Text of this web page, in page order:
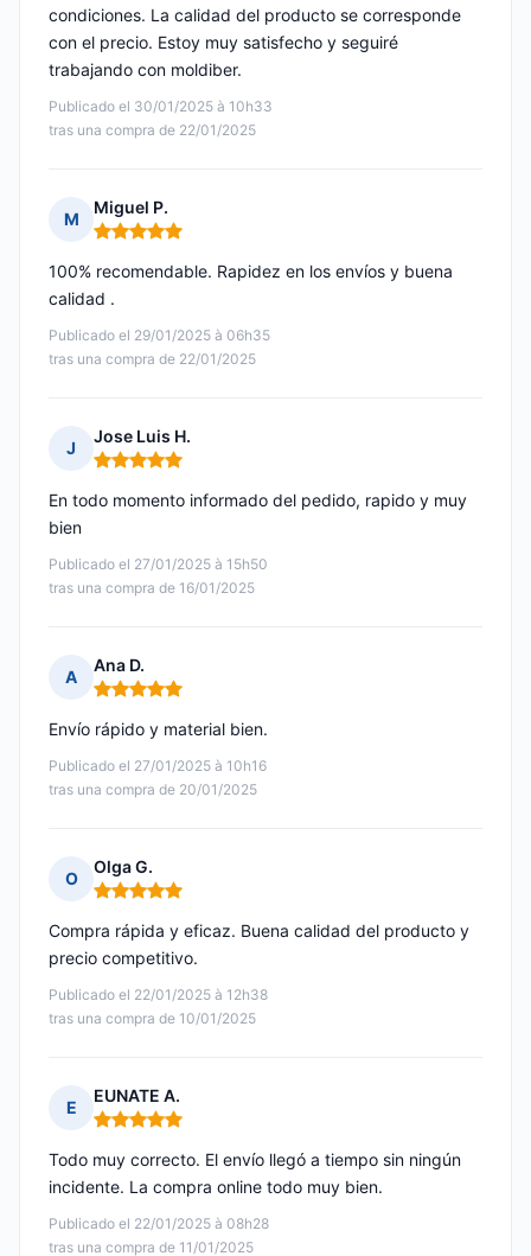
Publicado el 30/01/2025 à 10h33
tras una compra de 22/01/2025
condiciones. La calidad del producto se corresponde
con el precio. Estoy muy satisfecho y seguiré
trabajando con moldiber.
M
Miguel P.
Nota: 5 de 5
Publicado el 29/01/2025 à 06h35
tras una compra de 22/01/2025
100% recomendable. Rapidez en los envíos y buena
calidad .
J
Jose Luis H.
Nota: 5 de 5
Publicado el 27/01/2025 à 15h50
tras una compra de 16/01/2025
En todo momento informado del pedido, rapido y muy
bien
A
Ana D.
Nota: 5 de 5
Publicado el 27/01/2025 à 10h16
tras una compra de 20/01/2025
Envío rápido y material bien.
O
Olga G.
Nota: 5 de 5
Publicado el 22/01/2025 à 12h38
tras una compra de 10/01/2025
Compra rápida y eficaz. Buena calidad del producto y
precio competitivo.
E
EUNATE A.
Nota: 5 de 5
Publicado el 22/01/2025 à 08h28
tras una compra de 11/01/2025
Todo muy correcto. El envío llegó a tiempo sin ningún
incidente. La compra online todo muy bien.